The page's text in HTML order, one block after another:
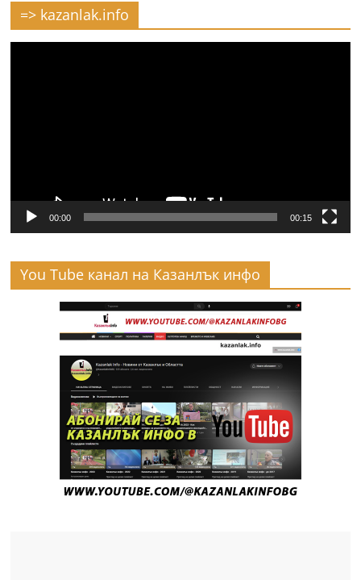
=> kazanlak.info
00:00 00:15
You Tube канал на Казанлък инфо